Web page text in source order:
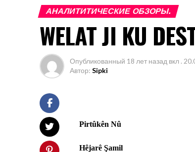
АНАЛИТИТИЧЕСКИЕ ОБЗОРЫ.
WELAT JI KU
Опубликованный 18 лет назад вкл .
Автор: Sipki
Pirtûkên Nû
Hêjarê Şamil